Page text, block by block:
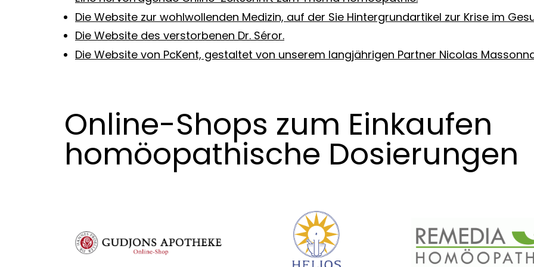
Die Website zur wohlwollenden Medizin, auf der Sie Hintergrundartikel zur Krise im
Die Website des verstorbenen Dr. Séror.
Die Website von PcKent, gestaltet von unserem langjährigen Partner Nicolas
Online-Shops zum Einkaufen
homöopathische Dosierungen